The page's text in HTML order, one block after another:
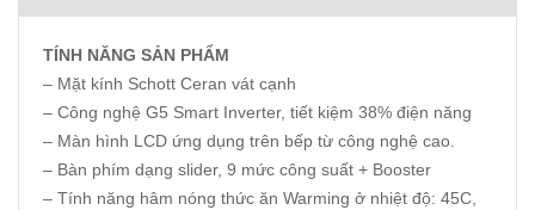
TÍNH NĂNG SẢN PHẨM
– Mặt kính Schott Ceran vát cạnh
– Công nghệ G5 Smart Inverter, tiết kiệm 38% điện năng
– Màn hình LCD ứng dụng trên bếp từ công nghệ cao.
– Bàn phím dạng slider, 9 mức công suất + Booster
– Tính năng hâm nóng thức ăn Warming ở nhiệt độ: 45C,